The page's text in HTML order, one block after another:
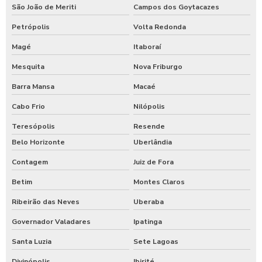
São João de Meriti Campos dos Goytacazes
Petrópolis Volta Redonda
Magé Itaboraí
Mesquita Nova Friburgo
Barra Mansa Macaé
Cabo Frio Nilópolis
Teresópolis
Resende
Belo Horizonte
Uberlândia
Contagem Juiz de Fora
Betim Montes Claros
Ribeirão das Neves Uberaba
Governador Valadares Ipatinga
Santa Luzia Sete Lagoas